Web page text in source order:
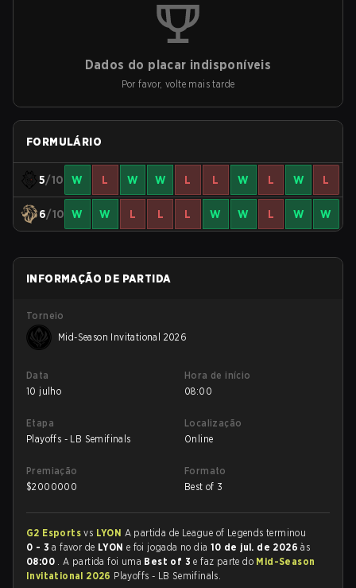
Dados do placar indisponíveis
Por favor, volte mais tarde
FORMULÁRIO
5/10 W L W W L L W L W L
6/10 W W L L L W W L W W
INFORMAÇÃO DE PARTIDA
Torneio
Mid-Season Invitational 2026
Data
10 julho
Hora de início
08:00
Etapa
Playoffs - LB Semifinals
Localização
Online
Premiação
$2000000
Formato
Best of 3
G2 Esportsvs LYON A partida de League of Legends terminou
0 - 3 a favor de LYON e foi jogada no dia 10 de jul. de 2026às
08:00 . A partida foi uma Best of 3e faz parte do Mid-Season
Invitational 2026 Playoffs - LB Semifinals.